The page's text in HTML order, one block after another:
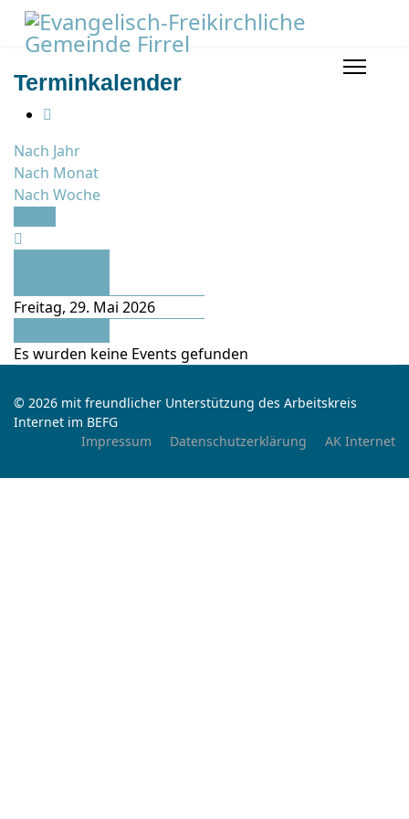
Terminkalender
Nach Jahr
Nach Monat
Nach Woche
Freitag, 29. Mai 2026
Es wurden keine Events gefunden
© 2026 mit freundlicher Unterstützung des Arbeitskreis
Internet im BEFG
Impressum
Datenschutzerklärung AK Internet